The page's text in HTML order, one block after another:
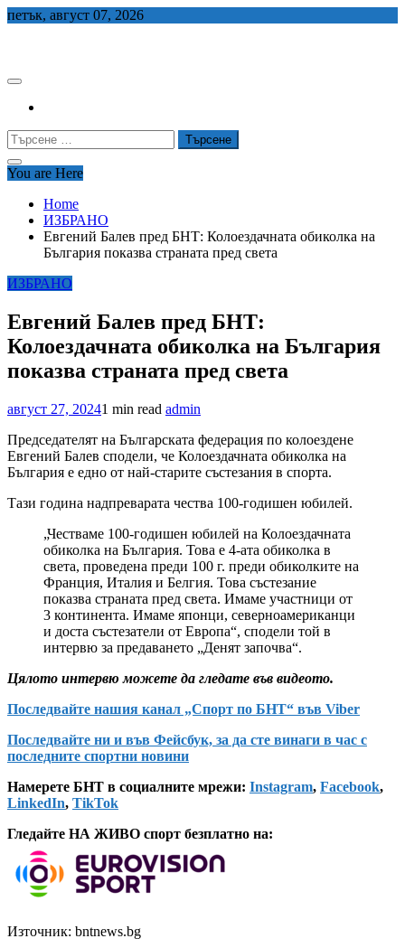
Skip
петък, август 07, 2026
Търсене
за:
You are Here
Home
ИЗБРАНО
Евгений Балев пред БНТ: Колоездачната обиколка на
България показва страната пред света
ИЗБРАНО
Евгений Балев пред БНТ:
Колоездачната обиколка на България
показва страната пред света
август 27, 20241 min read admin
Председателят на Българската федерация по колоездене
Евгений Балев сподели, че Колоездачната обиколка на
България е едно от най-старите състезания в спорта.
Тази година надпреварата чества 100-годишен юбилей.
„Честваме 100-годишен юбилей на Колоездачната
обиколка на България. Това е 4-ата обиколка в
света, проведена преди 100 г. преди обиколките на
Франция, Италия и Белгия. Това състезание
показва страната пред света. Имаме участници от
3 континента. Имаме японци, северноамериканци
и доста състезатели от Европа“, сподели той в
интервю за предаването „Денят започва“.
Цялото интервю можете да гледате във видеото.
Последвайте нашия канал „Спорт по БНТ“ във Viber
Последвайте ни и във Фейсбук, за да сте винаги в час с
последните спортни новини
Намерете БНТ в социалните мрежи: Instagram, Facebook,
LinkedIn, TikTok
Гледайте НА ЖИВО спорт безплатно на:
Източник: bntnews.bg